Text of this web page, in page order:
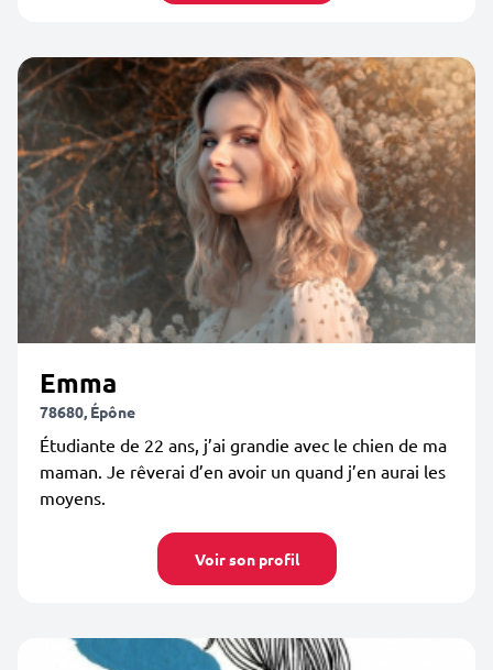
Emma
78680, Épône
Étudiante de 22 ans, j’ai grandie avec le chien de ma
maman. Je rêverai d’en avoir un quand j’en aurai les
moyens.
Voir son profil